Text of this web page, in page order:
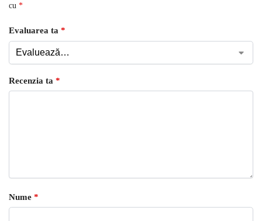
cu *
Evaluarea ta *
Recenzia ta *
Nume *